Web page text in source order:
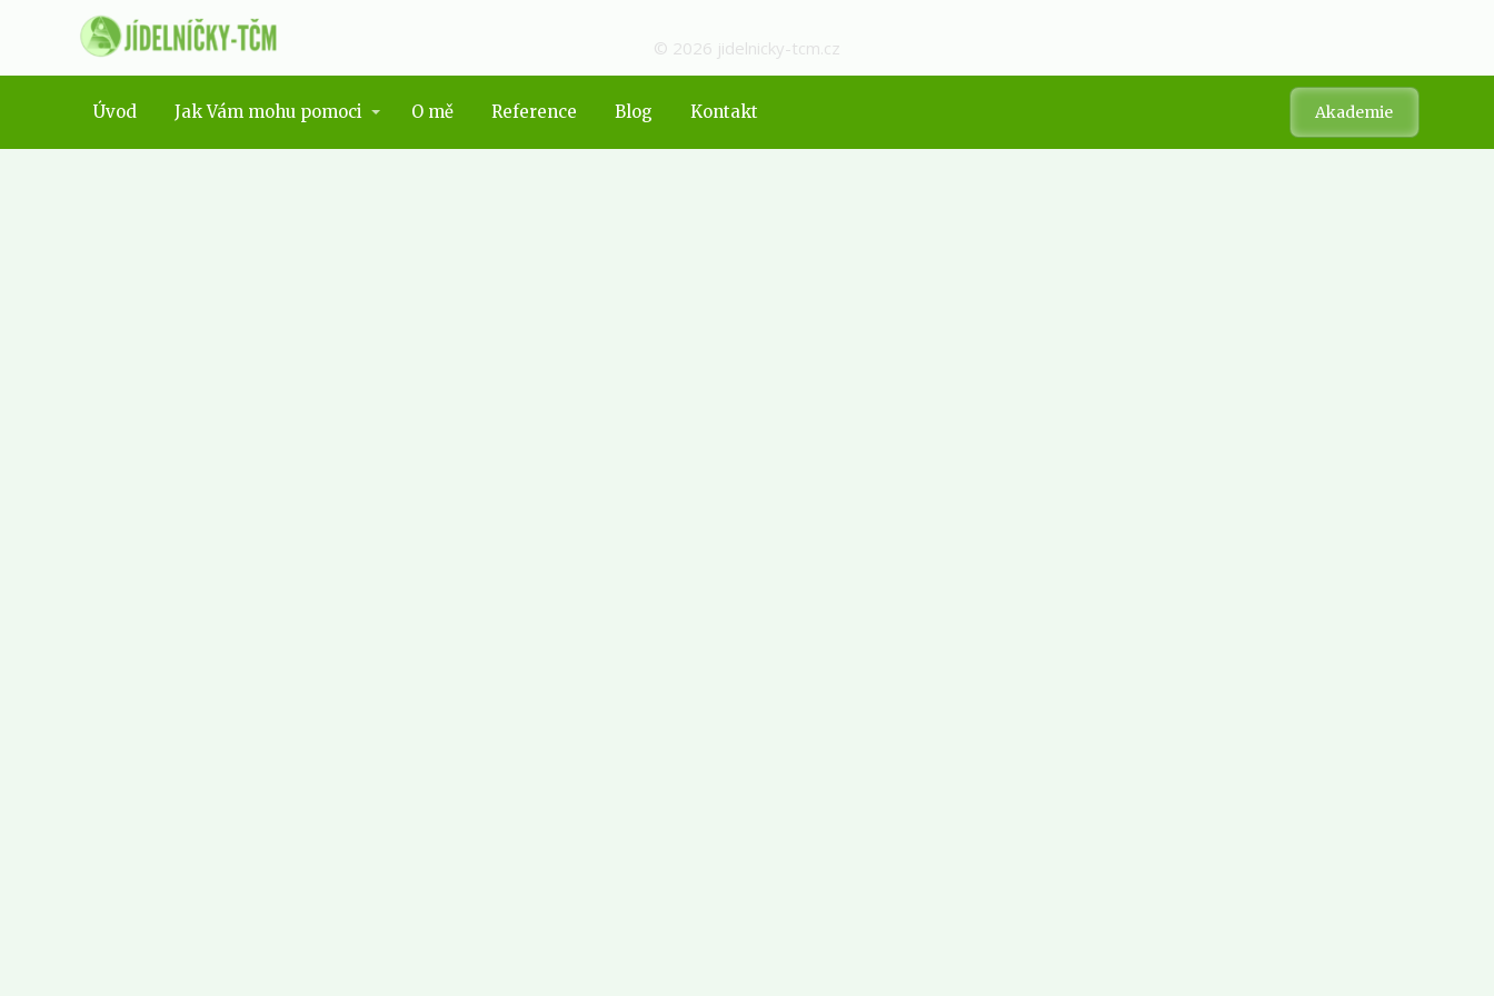
Úvod Jak Vám mohu pomoci O mě Reference Blog Kontakt Akademie
© 2026 jidelnicky-tcm.cz